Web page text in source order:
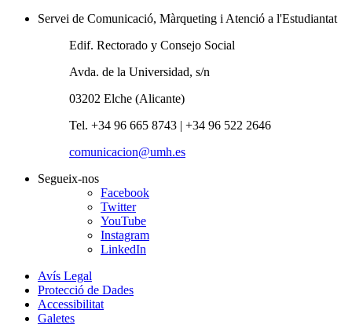
Servei de Comunicació, Màrqueting i Atenció a l'Estudiantat
Edif. Rectorado y Consejo Social
Avda. de la Universidad, s/n
03202 Elche (Alicante)
Tel. +34 96 665 8743 | +34 96 522 2646
comunicacion@umh.es
Segueix-nos
Facebook
Twitter
YouTube
Instagram
LinkedIn
Avís Legal
Protecció de Dades
Accessibilitat
Galetes